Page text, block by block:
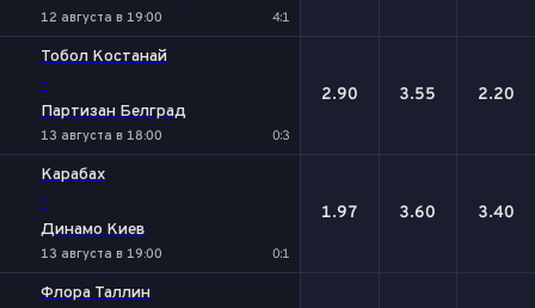
12 августа в 19:00 4:1
Тобол Костанай
-
Партизан Белград
13 августа в 18:00 0:3
2.90 3.55 2.20
Карабах
-
Динамо Киев
13 августа в 19:00 0:1
1.97 3.60 3.40
Флора Таллин